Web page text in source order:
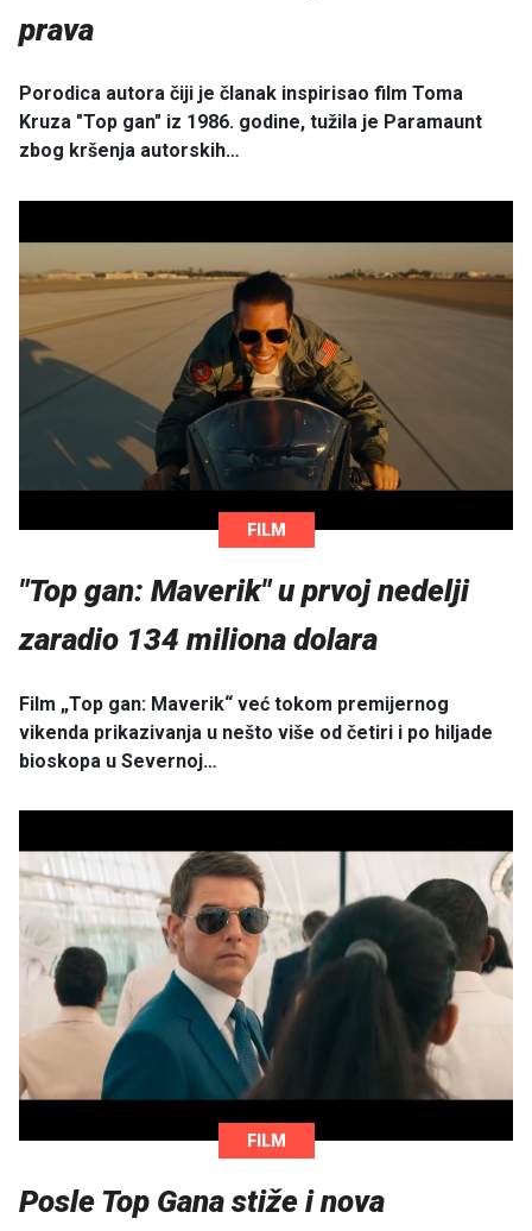
prava
Porodica autora čiji je članak inspirisao film Toma
Kruza "Top gan" iz 1986. godine, tužila je Paramaunt
zbog kršenja autorskih…
FILM
"Top gan: Maverik" u prvoj nedelji
zaradio 134 miliona dolara
Film „Top gan: Maverik“ već tokom premijernog
vikenda prikazivanja u nešto više od četiri i po hiljade
bioskopa u Severnoj…
FILM
Posle Top Gana stiže i nova